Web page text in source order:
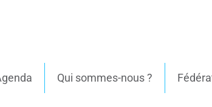
Qui sommes-nous ?